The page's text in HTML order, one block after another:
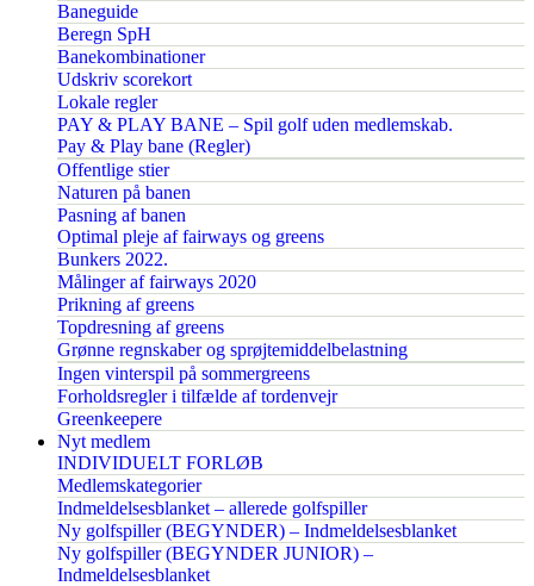
Baneguide
Beregn SpH
Banekombinationer
Udskriv scorekort
Lokale regler
PAY & PLAY BANE – Spil golf uden medlemskab.
Pay & Play bane (Regler)
Offentlige stier
Naturen på banen
Pasning af banen
Optimal pleje af fairways og greens
Bunkers 2022.
Målinger af fairways 2020
Prikning af greens
Topdresning af greens
Grønne regnskaber og sprøjtemiddelbelastning
Ingen vinterspil på sommergreens
Forholdsregler i tilfælde af tordenvejr
Greenkeepere
Nyt medlem
INDIVIDUELT FORLØB
Medlemskategorier
Indmeldelsesblanket – allerede golfspiller
Ny golfspiller (BEGYNDER) – Indmeldelsesblanket
Ny golfspiller (BEGYNDER JUNIOR) –
Indmeldelsesblanket